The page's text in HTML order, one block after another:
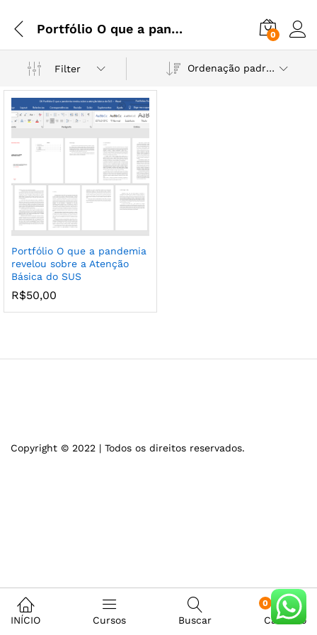
Portfólio O que a pandemia revelou sobre a Atenção Básica do SUS 0
Filter Ordenação padrão
Portfólio O que a pandemia
revelou sobre a Atenção
Básica do SUS
R$50,00
Copyright © 2022 | Todos os direitos reservados.
INÍCIO Cursos Buscar
0
Carrinho